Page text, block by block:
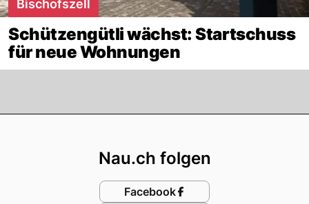
Bischofszell
Schützengütli wächst: Startschuss
für neue Wohnungen
Nau.ch folgen
Facebook